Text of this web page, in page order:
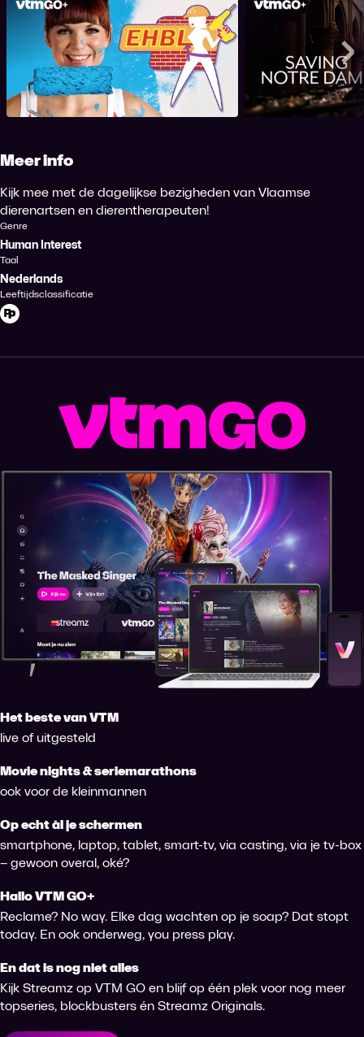
EHBL Saving
Meer info
Kijk mee met de dagelijkse bezigheden van Vlaamse
dierenartsen en dierentherapeuten!
Genre
Human Interest
Taal
Nederlands
Leeftijdsclassificatie
Het beste van VTM
live of uitgesteld
Movie nights & seriemarathons
ook voor de kleinmannen
Op echt àl je schermen
smartphone, laptop, tablet, smart-tv, via casting, via je tv-box
– gewoon overal, oké?
Hallo VTM GO+
Reclame? No way. Elke dag wachten op je soap? Dat stopt
today. En ook onderweg, you press play.
En dat is nog niet alles
Kijk Streamz op VTM GO en blijf op één plek voor nog meer
topseries, blockbusters én Streamz Originals.